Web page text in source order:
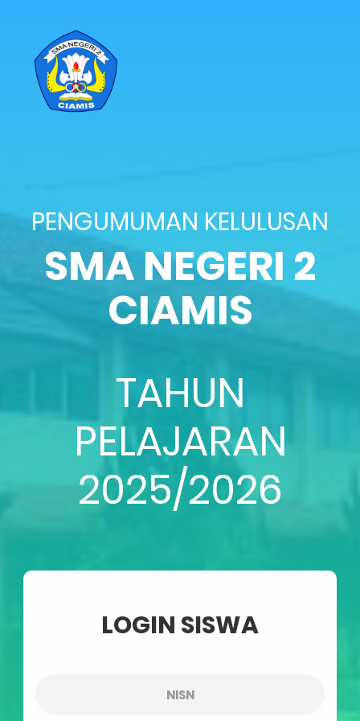
PENGUMUMAN KELULUSAN
SMA NEGERI 2
CIAMIS
TAHUN
PELAJARAN
2025/2026
LOGIN SISWA